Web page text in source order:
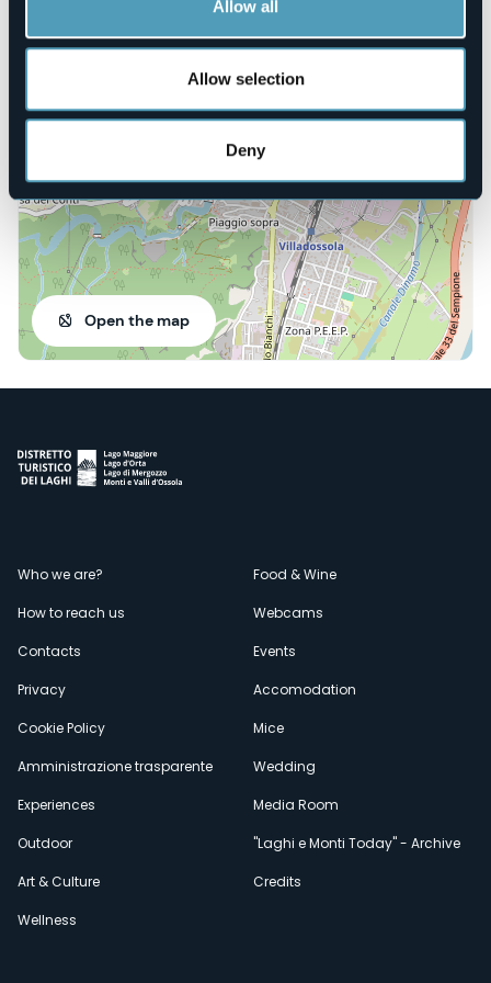
Allow all
Allow selection
Deny
Open the map
Menù
secondario
Who we are?
How to reach us
Contacts
Privacy
Cookie Policy
Amministrazione trasparente
Experiences
Outdoor
Art & Culture
Wellness
Food & Wine
Webcams
Events
Accomodation
Mice
Wedding
Media Room
"Laghi e Monti Today" - Archive
Credits